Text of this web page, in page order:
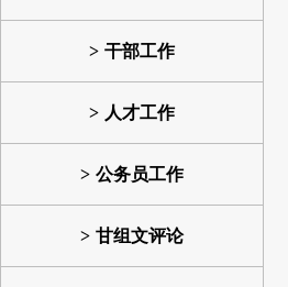
干部工作
人才工作
公务员工作
甘组文评论